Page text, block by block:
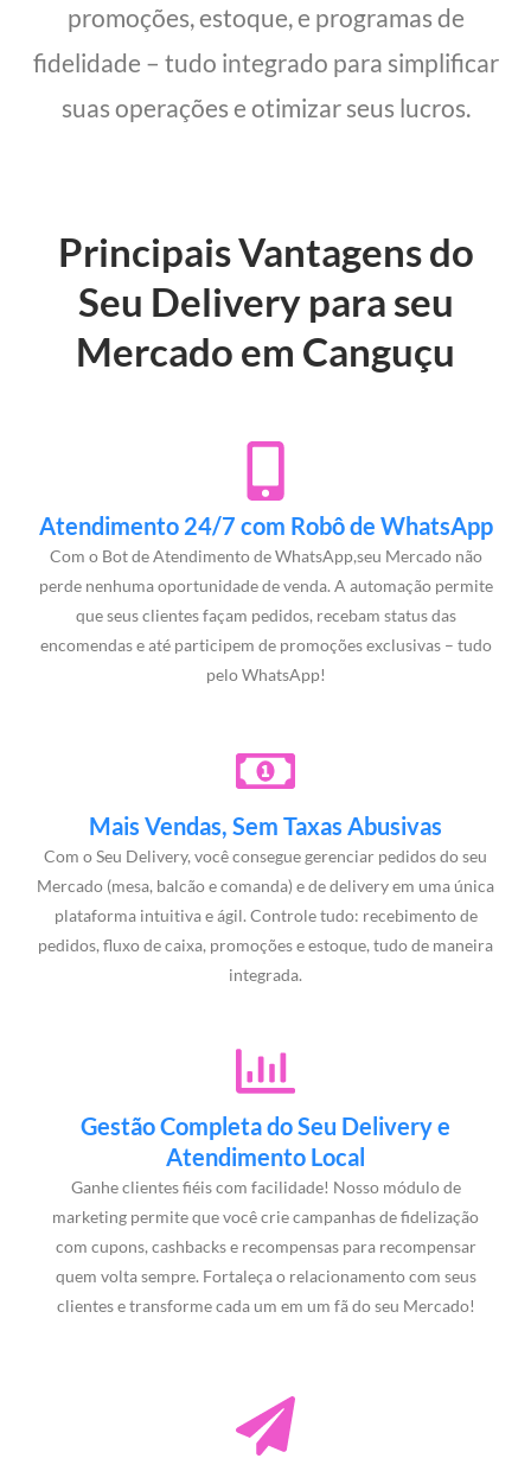
promoções, estoque, e programas de
fidelidade – tudo integrado para simplificar
suas operações e otimizar seus lucros.
Principais Vantagens do
Seu Delivery para seu
Mercado em Canguçu
Atendimento 24/7 com Robô de WhatsApp
Com o Bot de Atendimento de WhatsApp,seu Mercado não
perde nenhuma oportunidade de venda. A automação permite
que seus clientes façam pedidos, recebam status das
encomendas e até participem de promoções exclusivas – tudo
pelo WhatsApp!
Mais Vendas, Sem Taxas Abusivas
Com o Seu Delivery, você consegue gerenciar pedidos do seu
Mercado (mesa, balcão e comanda) e de delivery em uma única
plataforma intuitiva e ágil. Controle tudo: recebimento de
pedidos, fluxo de caixa, promoções e estoque, tudo de maneira
integrada.
Gestão Completa do Seu Delivery e
Atendimento Local
Ganhe clientes fiéis com facilidade! Nosso módulo de
marketing permite que você crie campanhas de fidelização
com cupons, cashbacks e recompensas para recompensar
quem volta sempre. Fortaleça o relacionamento com seus
clientes e transforme cada um em um fã do seu Mercado!